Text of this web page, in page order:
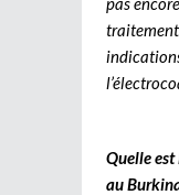
traitement
Quelle est
au